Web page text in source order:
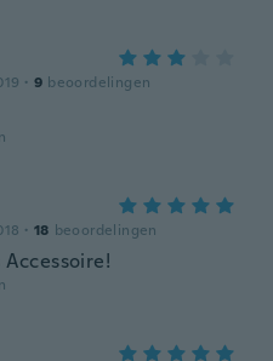
· 9 beoordelingen
· 18 beoordelingen